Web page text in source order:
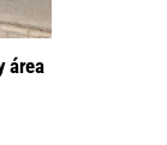
área